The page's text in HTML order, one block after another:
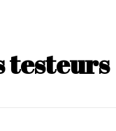
testeurs